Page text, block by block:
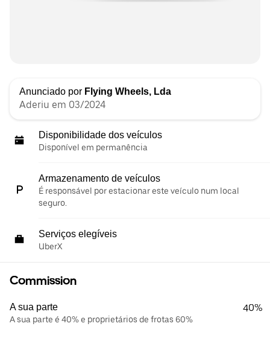
Anunciado por Flying Wheels, Lda
Aderiu em 03/2024
Disponibilidade dos veículos
Disponível em permanência
Armazenamento de veículos
É responsável por estacionar este veículo num local
seguro.
Serviços elegíveis
UberX
Commission
A sua parte
A sua parte é 40% e proprietários de frotas 60%
40%